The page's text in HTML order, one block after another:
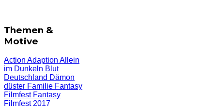
Themen &
Motive
Action Adaption Allein
im Dunkeln Blut
Deutschland Dämon
düster Familie Fantasy
Filmfest Fantasy
Filmfest 2017